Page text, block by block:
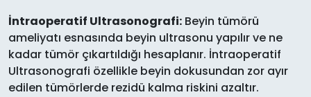
İntraoperatif Ultrasonografi: Beyin tümörü
ameliyatı esnasında beyin ultrasonu yapılır ve ne
kadar tümör çıkartıldığı hesaplanır. İntraoperatif
Ultrasonografi özellikle beyin dokusundan zor ayır
edilen tümörlerde rezidü kalma riskini azaltır.